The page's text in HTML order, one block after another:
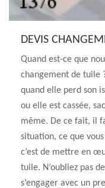
DEVIS
Quand est-ce que
changement de tuile
quand elle perd son
ou elle est cassée,
même. De ce fait, il
situation, ce que
c’est de mettre en
tuile. N’oubliez pas
s’engager avec un